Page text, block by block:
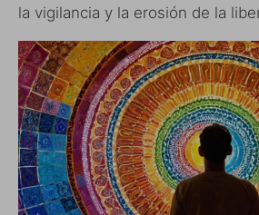
la vigilancia y la erosión de la